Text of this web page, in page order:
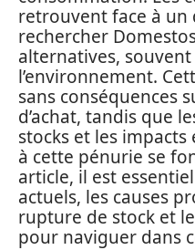
retrouvent face à
rechercher
alternatives,
l’environnement.
sans conséquences
d’achat, tandis que
stocks et les
à cette pénurie se
article, il est
actuels, les causes
rupture de stock et
pour naviguer dans